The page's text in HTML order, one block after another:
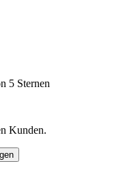
5 Sternen
Kunden.